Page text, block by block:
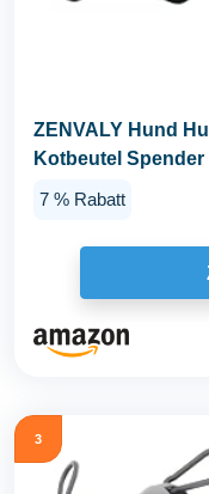
ZENVALY Hund
Kotbeutel
7 % Rabatt
3